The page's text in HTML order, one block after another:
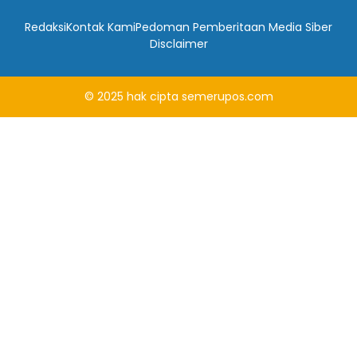
RedaksiKontak KamiPedoman Pemberitaan Media Siber
Disclaimer
© 2025 hak cipta semerupos.com